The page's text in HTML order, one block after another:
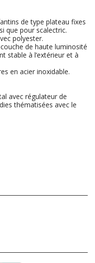
de type plateau fixes
que pour scalectric.
polyester.
de haute luminosité
stable à l’extérieur et à
en acier inoxidable.
avec régulateur de
thématisées avec le